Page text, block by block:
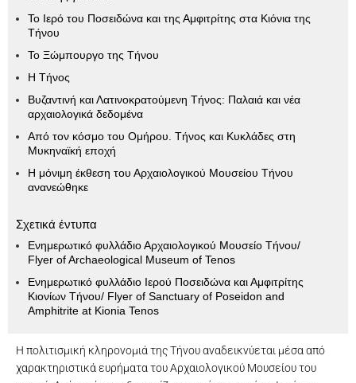
Η πολιτισμική κληρονομιά της Τήνου αναδεικνύεται μέσα από
χαρακτηριστικά ευρήματα του Αρχαιολογικού Μουσείου του
Το Ιερό του Ποσειδώνα και της Αμφιτρίτης στα Κιόνια της
Τήνου
Το Ξώμπουργο της Τήνου
Η Τήνος
Βυζαντινή και Λατινοκρατούμενη Τήνος: Παλαιά και νέα
αρχαιολογικά δεδομένα
Από τον κόσμο του Ομήρου. Τήνος και Κυκλάδες στη
Μυκηναϊκή εποχή
Η μόνιμη έκθεση του Αρχαιολογικού Μουσείου Τήνου
ανανεώθηκε
Σχετικά έντυπα
Ενημερωτικό φυλλάδιο Αρχαιολογικού Μουσείο Τήνου/
Flyer of Archaeological Museum of Tenos
Ενημερωτικό φυλλάδιο Ιερού Ποσειδώνα και Αμφιτρίτης
Κιονίων Τήνου/ Flyer of Sanctuary of Poseidon and
Amphitrite at Kionia Tenos